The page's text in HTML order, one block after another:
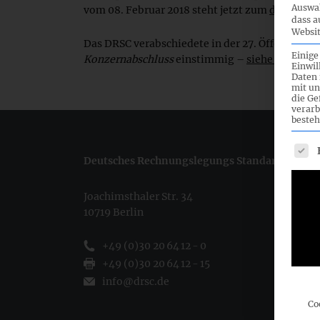
vom 08. Februar 2018 steht jetzt zum download
Das DRSC verabschiedete in der 27.
Konzernabschlusseinstimmig – siehe auch
Deutsches Rechnungslegungs Standards
Joachimsthaler Str. 34
10719 Berlin
+49 (0)30 20 64 12 - 0
+49 (0)30 20 64 12 - 15
info@drsc.de
dass
Daten
mit
die
Es